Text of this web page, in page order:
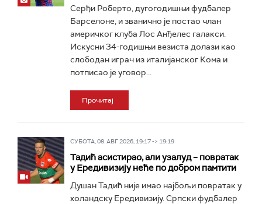
Серђи Роберто, дугогодишњи фудбалер
Барселоне, и званично је постао члан
америчког клуба Лос Анђелес галакси.
Искусни 34-годишњи везиста долази као
слободан играч из италијанског Кома и
потписао је уговор...
Прочитај
СУБОТА, 08. АВГ 2026, 19:17 -> 19:19
Тадић асистирао, али узалуд – повратак
у Ередивизију неће по добром памтити
Душан Тадић није имао најбољи повратак у
холандску Ередивизију. Српски фудбалер